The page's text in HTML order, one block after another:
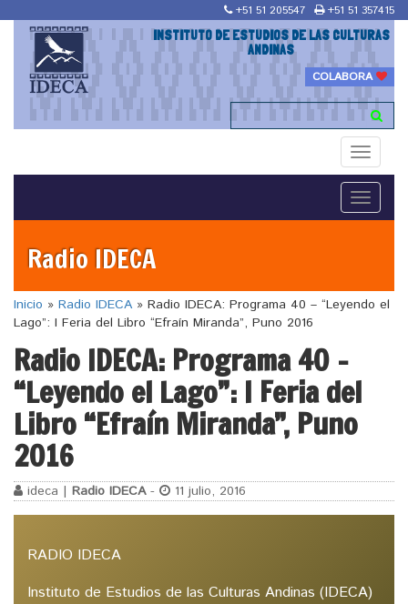
+51 51 205547 +51 51 357415
INSTITUTO DE ESTUDIOS DE LAS CULTURAS
ANDINAS
COLABORA
Toggle
Toggle
Radio IDECA
Inicio » Radio IDECA » Radio IDECA: Programa 40 – “Leyendo el
Lago”: I Feria del Libro “Efraín Miranda”, Puno 2016
Radio IDECA: Programa 40 –
“Leyendo el Lago”: I Feria del
Libro “Efraín Miranda”, Puno
2016
ideca | Radio IDECA- 11 julio, 2016
RADIO IDECA
Instituto de Estudios de las Culturas Andinas (IDECA)